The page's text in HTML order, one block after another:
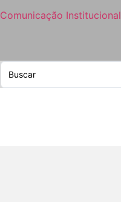
Comunicação Institucional